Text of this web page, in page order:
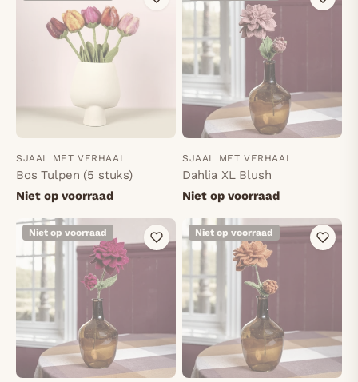
SJAAL MET VERHAAL
Bos Tulpen (5 stuks)
Niet op voorraad
SJAAL MET VERHAAL
Dahlia XL Blush
Niet op voorraad
Niet op voorraad Niet op voorraad